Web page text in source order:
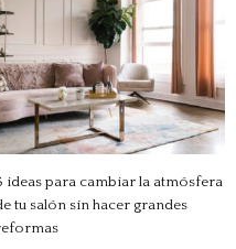
ideas para cambiar la atmósfera
tu salón sin hacer grandes